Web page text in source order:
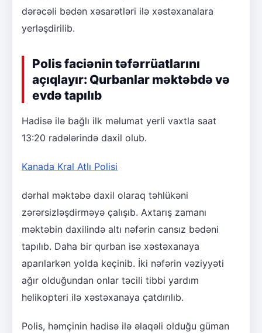
dərəcəli bədən xəsarətləri ilə xəstəxanalara
yerləşdirilib.
Polis faciənin təfərrüatlarını
açıqlayır: Qurbanlar məktəbdə və
evdə tapılıb
Hadisə ilə bağlı ilk məlumat yerli vaxtla saat
13:20 radələrində daxil olub.
Kanada Kral Atlı Polisi
dərhal məktəbə daxil olaraq təhlükəni
zərərsizləşdirməyə çalışıb. Axtarış zamanı
məktəbin daxilində altı nəfərin cansız bədəni
tapılıb. Daha bir qurban isə xəstəxanaya
aparılarkən yolda keçinib. İki nəfərin vəziyyəti
ağır olduğundan onlar təcili tibbi yardım
helikopteri ilə xəstəxanaya çatdırılıb.
Polis, həmçinin hadisə ilə əlaqəli olduğu güman